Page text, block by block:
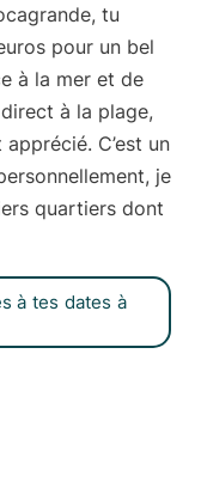
, tu
pour un bel
à la mer et de
à la plage,
C’est un
je
quartiers dont
à tes dates à